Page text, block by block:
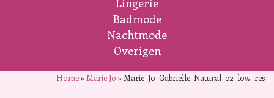
Lingerie
Badmode
Nachtmode
Overigen
Home» Marie Jo » Marie_Jo_Gabrielle_Natural_02_low_res